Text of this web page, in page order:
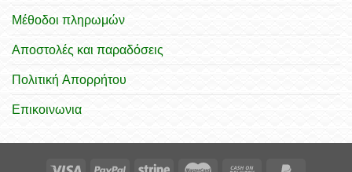
Μέθοδοι πληρωμών
Αποστολές και παραδόσεις
Πολιτική Απορρήτου
Επικοινωνια